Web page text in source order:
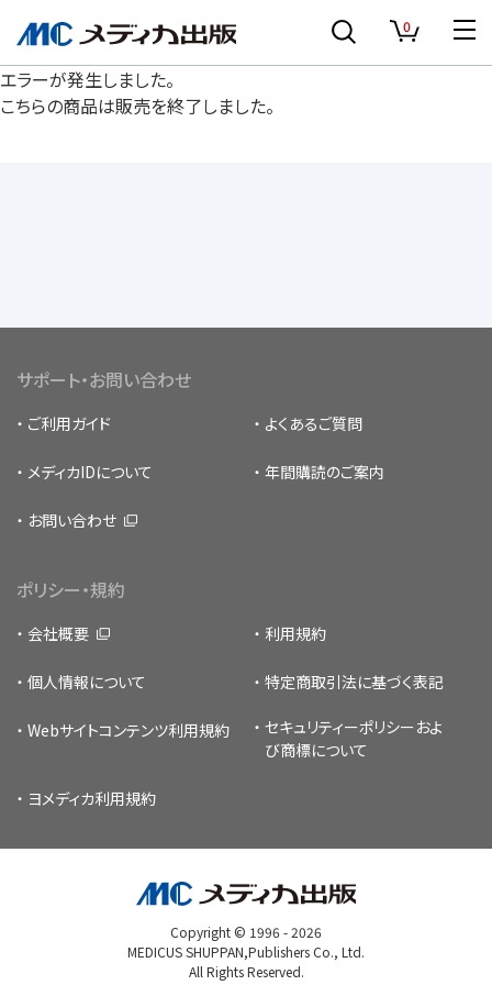
0
エラーが発生しました。
こちらの商品は販売を終了しました。
サポート・お問い合わせ
ご利用ガイド よくあるご質問
メディカIDについて 年間購読のご案内
お問い合わせ
ポリシー・規約
会社概要 利用規約
個人情報について 特定商取引法に基づく表記
Webサイトコンテンツ利用規約 セキュリティーポリシー およ
び商標について
ヨメディカ利用規約
Copyright © 1996 -2026
MEDICUS SHUPPAN,Publishers Co., Ltd.
All Rights Reserved.